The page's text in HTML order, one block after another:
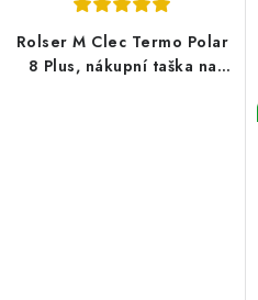
Rolser M Clec Termo Polar
8 Plus, nákupní taška na